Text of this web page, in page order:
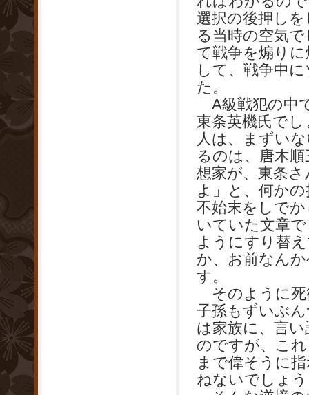
選択の後押し
る当時の空気
て戦争を煽り
して、戦争中
た。
A級戦犯の中
東条英機氏で
人は、まずい
るのは、唐木
想家が、東条
よ」と、何か
不始末をしで
いていた文章
ようにすり替
か、お前なん
す。
そのように死
子孫もずいぶ
は家族に、言
のですが、こ
まで偉そうに
ねないでしょ